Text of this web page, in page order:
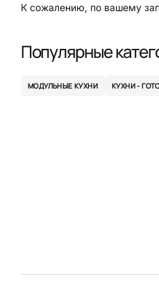
К сожалению, по вашему
Популярные
МОДУЛЬНЫЕ КУХНИ КУХНИ -